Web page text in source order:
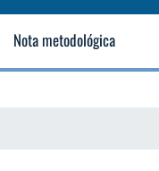
Pasar
al
Nota metodológica